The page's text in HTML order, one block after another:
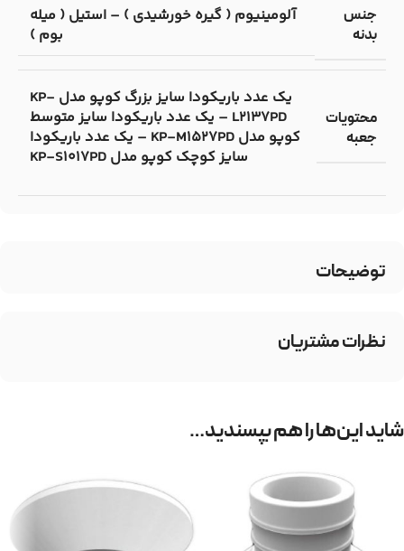
توضیحات
جنس
بدنه
آلومینیوم ( گیره خورشیدی ) – استیل ( میله
بوم )
محتویات
جعبه
یک عدد باریکودا سایز بزرگ کوپو مدل KP-
L2137PD – یک عدد باریکودا سایز متوسط
کوپو مدل KP-M1527PD – یک عدد باریکودا
سایز کوچک کوپو مدل KP-S1017PD
نظرات مشتریان
شاید این‌ها را هم بپسندید…